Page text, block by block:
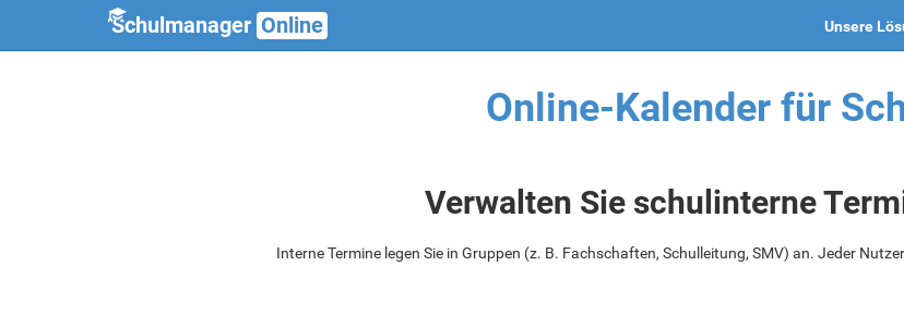
Schulmanager Online Unsere
Online-Kalender für
Verwalten Sie schulinterne
Interne Termine legen Sie in Gruppen (z. B. Fachschaften, Schulleitung, SMV) an. Jeder